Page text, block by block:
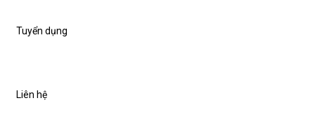
Tuyển dụng
Liên hệ